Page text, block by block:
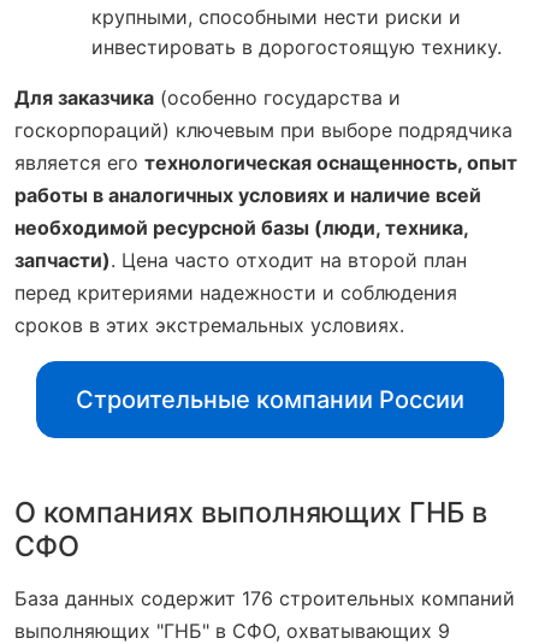
крупными, способными нести риски и
инвестировать в дорогостоящую технику.
Для заказчика (особенно государства и
госкорпораций) ключевым при выборе подрядчика
является его технологическая оснащенность, опыт
работы в аналогичных условиях и наличие всей
необходимой ресурсной базы (люди, техника,
запчасти). Цена часто отходит на второй план
перед критериями надежности и соблюдения
сроков в этих экстремальных условиях.
Строительные компании России
О компаниях выполняющих ГНБ в
СФО
База данных содержит 176 строительных компаний
выполняющих "ГНБ" в СФО, охватывающих 9